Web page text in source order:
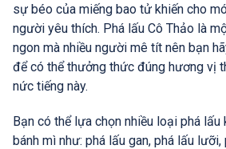
sự béo của miếng bao tử khiến cho
người yêu thích. Phá lấu Cô Thảo là
ngon mà nhiều người mê tít nên bạn
để có thể thưởng thức đúng hương vị
nức tiếng này.
Bạn có thể lựa chọn nhiều loại phá lấu
bánh mì như: phá lấu gan, phá lấu